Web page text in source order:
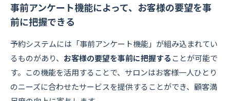
事前アンケート機能によって、お客様の要望を事
前に把握できる
予約システムには「事前アンケート機能」が組み込まれてい
るものがあり、 お客様の要望を事前に把握することが可能で
す。この機能を活用することで、サロンはお客様一人ひとり
のニーズに合わせたサービスを提供することができ、顧客満